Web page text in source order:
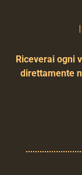
Riceverai ogni
direttamente